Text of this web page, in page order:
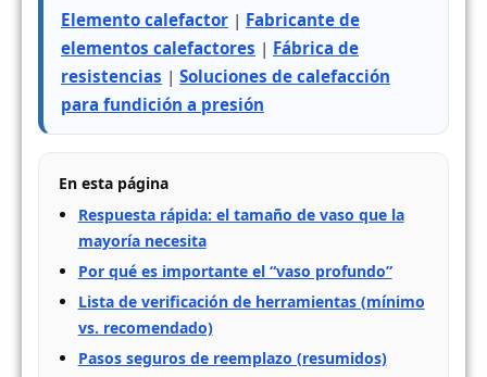
Elemento calefactor | Fabricante de
elementos calefactores | Fábrica de
resistencias | Soluciones de calefacción
para fundición a presión
En esta página
Respuesta rápida: el tamaño de vaso que la
mayoría necesita
Por qué es importante el “vaso profundo”
Lista de verificación de herramientas (mínimo
vs. recomendado)
Pasos seguros de reemplazo (resumidos)